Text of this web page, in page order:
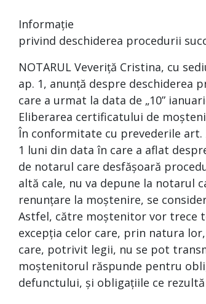
Informație
privind deschiderea procedurii
NOTARUL Veveriță Cristina, cu
ap. 1, anunță despre deschiderea
care a urmat la data de „10”
Eliberarea certificatului de
În conformitate cu prevederile art.
1 luni din data în care a aflat
de notarul care desfășoară
altă cale, nu va depune la notarul
renunțare la moștenire, se
Astfel, către moștenitor vor trece
excepția celor care, prin natura
care, potrivit legii, nu se pot
moștenitorul răspunde pentru
defunctului, și obligațiile ce